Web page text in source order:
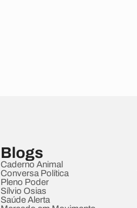
Blogs
Caderno Animal
Conversa Política
Pleno Poder
Sílvio Osias
Saúde Alerta